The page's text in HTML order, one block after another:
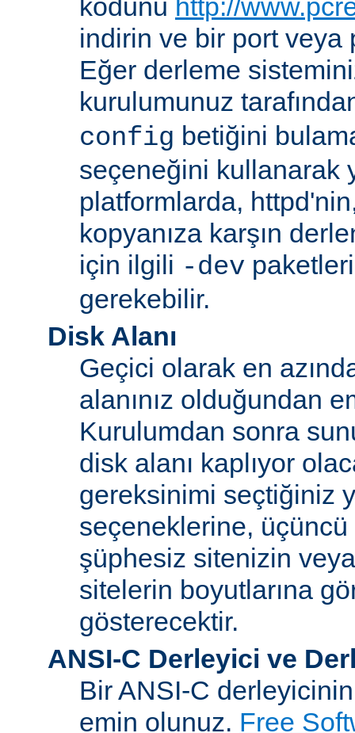
kodunu http://
indirin ve bir port veya
Eğer derleme
kurulumunuz
config betiğini
seçeneğini kullanarak
platformlarda,
kopyanıza karşın
için ilgili -dev
gerekebilir.
Disk Alanı
Geçici olarak en
alanınız olduğundan
Kurulumdan sonra
disk alanı kaplıyor
gereksinimi seçtiğiniz
seçeneklerine,
şüphesiz sitenizin
sitelerin boyutlarına
gösterecektir.
ANSI-C Derleyici ve
Bir ANSI-C
emin olunuz. Free